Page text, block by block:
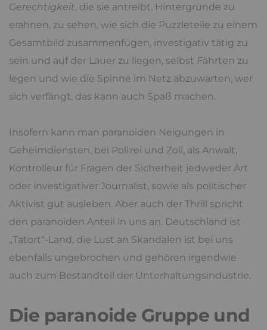
Gerechtigkeit, die sie antreibt. Hintergründe zu
erahnen, zu sehen, wie sich die Puzzleteile zu einem
Gesamtbild zusammenfügen, investigativ tätig zu
sein und auf der Lauer zu liegen, selbst Fährten zu
legen und wie die Spinne im Netz abzuwarten, wer
sich verfängt, das kann auch Spaß machen.
Insofern kann man paranoiden Neigungen in
Geheimdiensten, bei Polizei und Zoll, als Anwalt,
Kontrolleur für Fragen der Sicherheit jedweder Art
oder investigativer Journalist, sowie als politischer
Aktivist gut ausleben. Aber auch der Thrill spricht
den paranoiden Anteil in uns an. Deutschland ist
„Tatort“-Land, die Lust an Skandalen ist bei uns
ebenfalls ungebrochen und gehören irgendwie
auch zum Bestandteil der Unterhaltungsindustrie.
Die paranoide Gruppe und